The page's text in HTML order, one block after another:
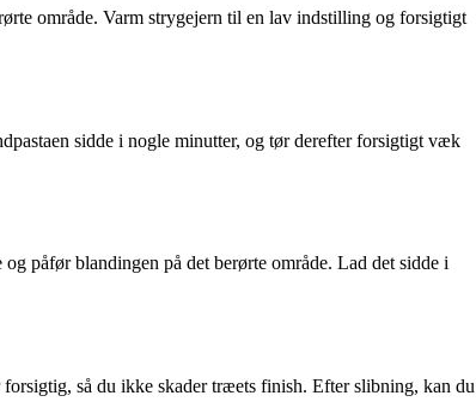
område. Varm strygejern til en lav indstilling og forsigtigt
sidde i nogle minutter, og tør derefter forsigtigt væk
påfør blandingen på det berørte område. Lad det sidde i
så du ikke skader træets finish. Efter slibning, kan du